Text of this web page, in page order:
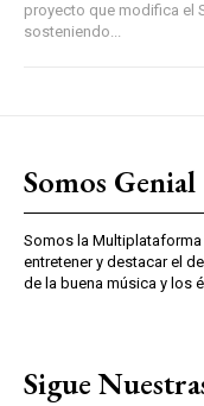
proyecto que modifica el
sosteniendo...
Somos Genial
Somos la
entretener y destacar el
de la buena música y los
Sigue